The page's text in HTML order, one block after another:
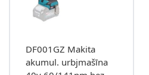
DF001GZ Makita
akumul. urbjmašīna